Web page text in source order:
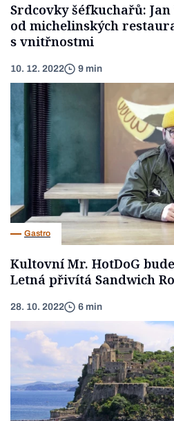
Srdcovky šéfkuchařů:
od michelinských
s vnitřnostmi
10. 12. 2022 9 min
Gastro
Kultovní Mr. HotDoG
Letná přivítá Sandwich
28. 10. 2022 6 min